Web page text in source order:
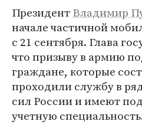
ПрезидентВладимир
начале частичной
с 21 сентября. Глава
что призыву в армию
граждане, которые
проходили службу в
сил России и имеют
учетную